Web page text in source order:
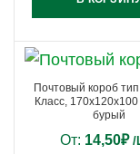
Почтовый короб
Класс,
бурый
От: 14,50₽ /